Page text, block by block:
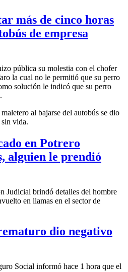
más de cinco horas
de empresa
pública su molestia con el chofer
la cual no le permitió que su perro
solución le indicó que su perro
al bajarse del autobús se dio
vida.
en Potrero
alguien le prendió
Judicial brindó detalles del hombre
en llamas en el sector de
dio negativo
Social informó hace 1 hora que el